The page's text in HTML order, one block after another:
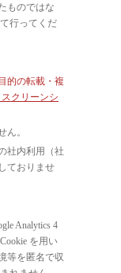
ものではな
行ってくだ
的の転載・複
クリーンシ
ん。
社内利用（社
ておりませ
Analytics 4
を用い
等を匿名で収